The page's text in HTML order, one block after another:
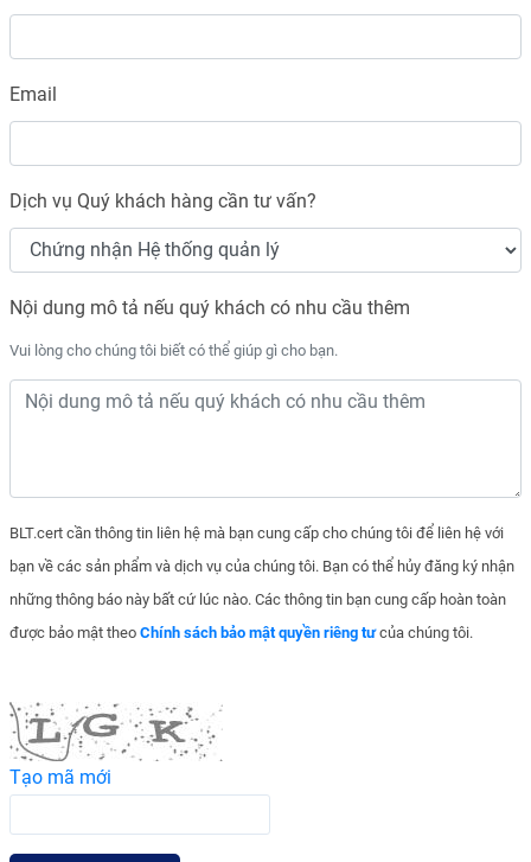
Email
Dịch vụ Quý khách hàng cần tư vấn?
Nội dung mô tả nếu quý khách có nhu cầu thêm
Vui lòng cho chúng tôi biết có thể giúp gì cho bạn.
BLT.cert cần thông tin liên hệ mà bạn cung cấp cho chúng tôi để liên hệ với
bạn về các sản phẩm và dịch vụ của chúng tôi. Bạn có thể hủy đăng ký nhận
những thông báo này bất cứ lúc nào. Các thông tin bạn cung cấp hoàn toàn
được bảo mật theo Chính sách bảo mật quyền riêng tưcủa chúng tôi.
Tạo mã mới